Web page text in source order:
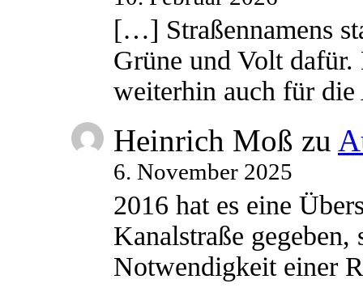
[…] Straßennamens
Grüne und Volt
weiterhin auch für
Heinrich Moß zu
6. November 2025
2016 hat es eine
Kanalstraße
Notwendigkeit einer